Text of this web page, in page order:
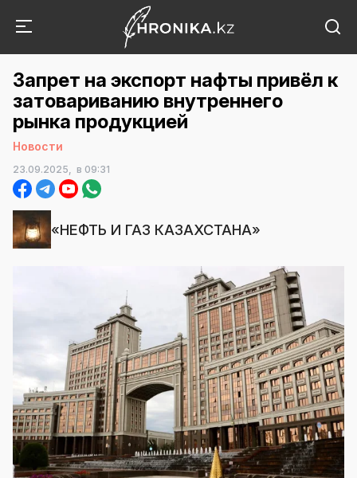
Запрет на экспорт нафты привёл к
затовариванию внутреннего
рынка продукцией
Новости
23.09.2025, в 09:31
«НЕФТЬ И ГАЗ КАЗАХСТАНА»